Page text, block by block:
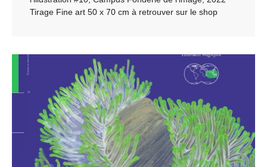
Tirage Fine art 50 x 70 cm à retrouver sur le shop